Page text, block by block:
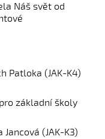
Náš svět od
Patloka (JAK-K4)
základní školy
(JAK-K3)